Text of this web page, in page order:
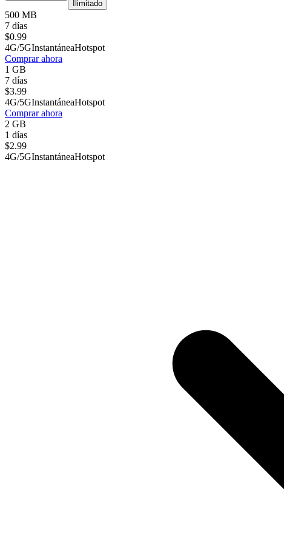
Ilimitado
500 MB
7 días
$0.99
4G/5GInstantáneaHotspot
Comprar ahora
1 GB
7 días
$3.99
4G/5GInstantáneaHotspot
Comprar ahora
2 GB
1 días
$2.99
4G/5GInstantáneaHotspot